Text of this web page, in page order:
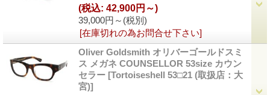
39,000円～ (税別)
(税込: 42,900円～)
[在庫切れの為お問合せ下さい]
Oliver Goldsmith オリバーゴールドスミ
ス メガネ COUNSELLOR 53size カウン
セラー [Tortoiseshell 53□21 (取扱店：大
宮)]